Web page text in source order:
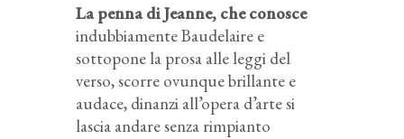
La penna di Jeanne, che conosce
indubbiamente Baudelaire e
sottopone la prosa alle leggi del
verso, scorre ovunque brillante e
audace, dinanzi all’opera d’arte si
lascia andare senza rimpianto